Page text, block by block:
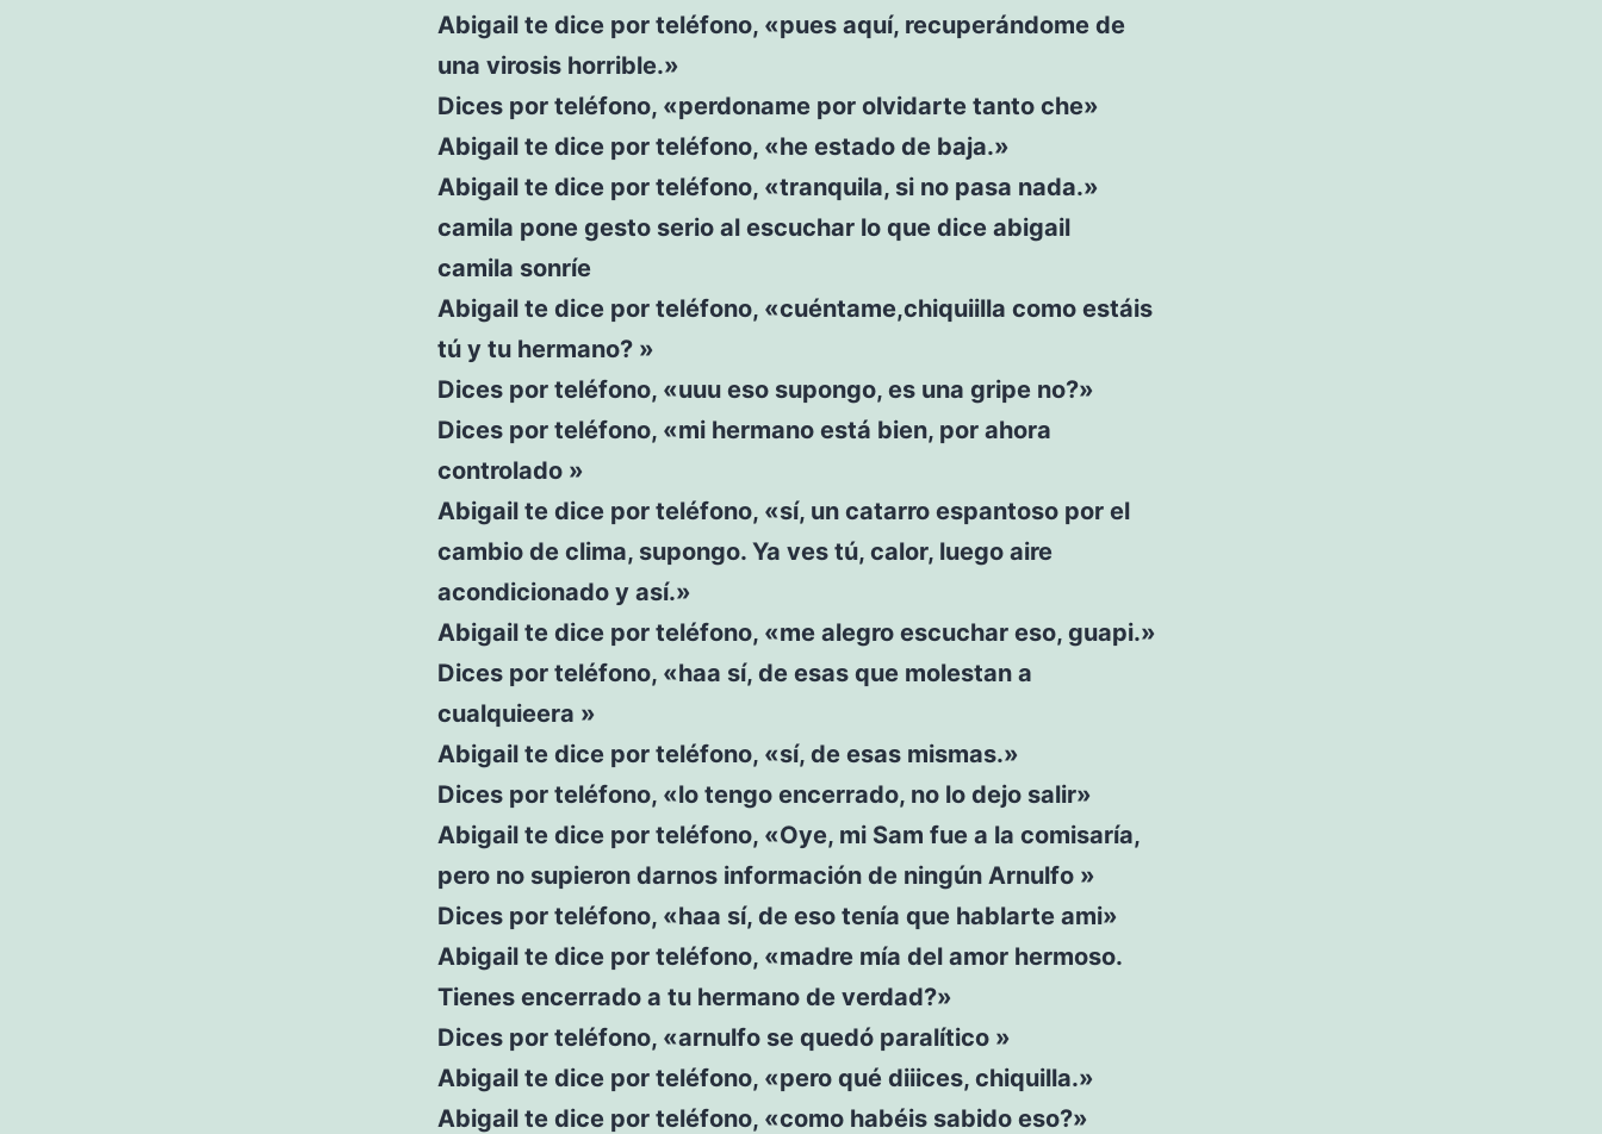
Abigail te dice por teléfono, «pues aquí, recuperándome de
una virosis horrible.»
Dices por teléfono, «perdoname por olvidarte tanto che»
Abigail te dice por teléfono, «he estado de baja.»
Abigail te dice por teléfono, «tranquila, si no pasa nada.»
camila pone gesto serio al escuchar lo que dice abigail
camila sonríe
Abigail te dice por teléfono, «cuéntame,chiquiilla como estáis
tú y tu hermano? »
Dices por teléfono, «uuu eso supongo, es una gripe no?»
Dices por teléfono, «mi hermano está bien, por ahora
controlado »
Abigail te dice por teléfono, «sí, un catarro espantoso por el
cambio de clima, supongo. Ya ves tú, calor, luego aire
acondicionado y así.»
Abigail te dice por teléfono, «me alegro escuchar eso, guapi.»
Dices por teléfono, «haa sí, de esas que molestan a
cualquieera »
Abigail te dice por teléfono, «sí, de esas mismas.»
Dices por teléfono, «lo tengo encerrado, no lo dejo salir»
Abigail te dice por teléfono, «Oye, mi Sam fue a la comisaría,
pero no supieron darnos información de ningún Arnulfo »
Dices por teléfono, «haa sí, de eso tenía que hablarte ami»
Abigail te dice por teléfono, «madre mía del amor hermoso.
Tienes encerrado a tu hermano de verdad?»
Dices por teléfono, «arnulfo se quedó paralítico »
Abigail te dice por teléfono, «pero qué diiices, chiquilla.»
Abigail te dice por teléfono, «como habéis sabido eso?»